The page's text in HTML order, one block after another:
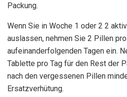
Packung.
Wenn Sie in Woche 1 oder 2 2
auslassen, nehmen Sie 2 Pillen pro
aufeinanderfolgenden Tagen ein.
Tablette pro Tag für den Rest der
nach den vergessenen Pillen
Ersatzverhütung.